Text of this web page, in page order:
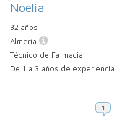
Noelia
32 años
Almería
Técnico de Farmacia
De 1 a 3 años de experiencia